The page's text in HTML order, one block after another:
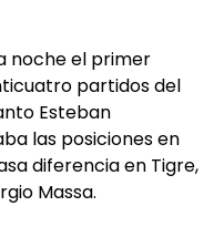
noche el primer
partidos del
Esteban
las posiciones en
diferencia en Tigre,
Massa.